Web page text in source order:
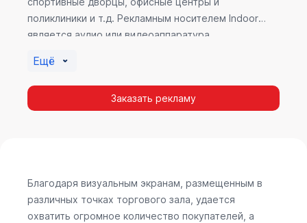
поликлиники и т.д. Рекламным носителем Indoor
является аудио или видеоаппаратура,
эффективность приносит такой вид рекламы в
местах продаж, поскольку воздействие на
покупателя в момент выбора товара наиболее
Indoor рекламы.
Ещё
Заказать рекламу
Благодаря визуальным экранам, размещенным в
различных точках торгового зала, удается
охватить огромное количество покупателей, а